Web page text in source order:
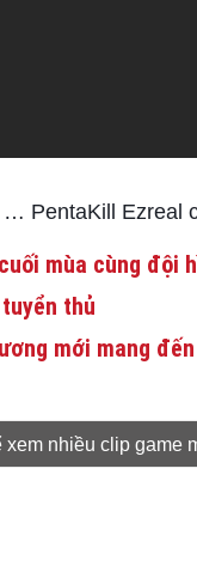
PentaKill Ezreal
mùa cùng đội
thủ
mới mang
xem nhiều clip game